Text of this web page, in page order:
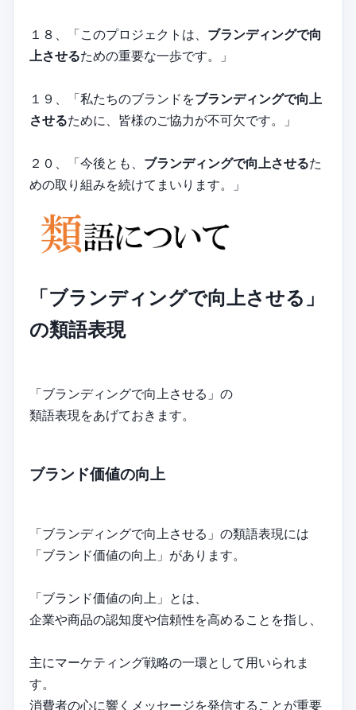
１８、「このプロジェクトは、 ブランディングで向
上させるための重要な一歩です。」
１９、「私たちのブランドをブランディングで向上
させるために、皆様のご協力が不可欠です。」
２０、「今後とも、 ブランディングで向上させるた
めの取り組みを続けてまいります。」
「ブランディングで向上させる」
の類語表現
「ブランディングで向上させる」の
類語表現をあげておきます。
ブランド価値の向上
「ブランディングで向上させる」の類語表現には
「ブランド価値の向上」があります。
「ブランド価値の向上」とは、
企業や商品の認知度や信頼性を高めることを指し、
主にマーケティング戦略の一環として用いられま
す。
消費者の心に響くメッセージを発信することが重要